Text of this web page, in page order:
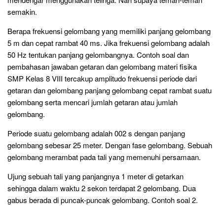
semakin.
Berapa frekuensi gelombang yang memiliki panjang gelombang
5 m dan cepat rambat 40 ms. Jika frekuensi gelombang adalah
50 Hz tentukan panjang gelombangnya. Contoh soal dan
pembahasan jawaban getaran dan gelombang materi fisika
SMP Kelas 8 VIII tercakup amplitudo frekuensi periode dari
getaran dan gelombang panjang gelombang cepat rambat suatu
gelombang serta mencari jumlah getaran atau jumlah
gelombang.
Periode suatu gelombang adalah 002 s dengan panjang
gelombang sebesar 25 meter. Dengan fase gelombang. Sebuah
gelombang merambat pada tali yang memenuhi persamaan.
Ujung sebuah tali yang panjangnya 1 meter di getarkan
sehingga dalam waktu 2 sekon terdapat 2 gelombang. Dua
gabus berada di puncak-puncak gelombang. Contoh soal 2.